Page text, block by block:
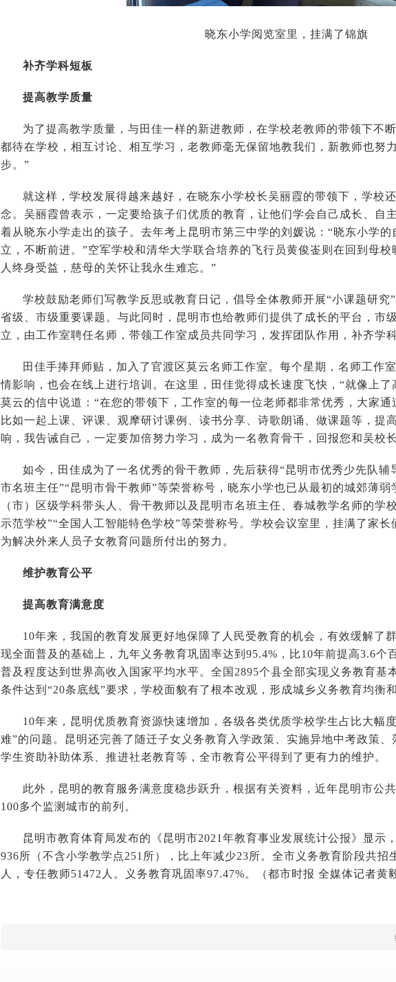
晓东小学阅览室里，挂满了锦旗
补齐学科短板
提高教学质量
为了提高教学质量，与田佳一样的新进教师，在学校老教师的带领下不
都待在学校，相互讨论、相互学习，老教师毫无保留地教我们，新教师也努
步。”
就这样，学校发展得越来越好，在晓东小学校长吴丽霞的带领下，学校
念。吴丽霞曾表示，一定要给孩子们优质的教育，让他们学会自己成长、自
着从晓东小学走出的孩子。去年考上昆明市第三中学的刘媛说：“晓东小学
立，不断前进。”空军学校和清华大学联合培养的飞行员黄俊崟则在回到母
人终身受益，慈母的关怀让我永生难忘。”
学校鼓励老师们写教学反思或教育日记，倡导全体教师开展“小课题研究
省级、市级重要课题。与此同时，昆明市也给教师们提供了成长的平台，市
立，由工作室聘任名师，带领工作室成员共同学习，发挥团队作用，补齐学
田佳手捧拜师贴，加入了官渡区莫云名师工作室。每个星期，名师工作
情影响，也会在线上进行培训。在这里，田佳觉得成长速度飞快，“就像上
莫云的信中说道：“在您的带领下，工作室的每一位老师都非常优秀，大家
比如一起上课、评课、观摩研讨课例、读书分享、诗歌朗诵、做课题等，提
响，我告诫自己，一定要加倍努力学习，成为一名教育骨干，回报您和吴校
如今，田佳成为了一名优秀的骨干教师，先后获得“昆明市优秀少先队辅
市名班主任”“昆明市骨干教师”等荣誉称号，晓东小学也已从最初的城郊薄
（市）区级学科带头人、骨干教师以及昆明市名班主任、春城教学名师的学
示范学校”“全国人工智能特色学校”等荣誉称号。学校会议室里，挂满了家
为解决外来人员子女教育问题所付出的努力。
维护教育公平
提高教育满意度
10年来，我国的教育发展更好地保障了人民受教育的机会，有效缓解了
现全面普及的基础上，九年义务教育巩固率达到95.4%，比10年前提高3.6个
普及程度达到世界高收入国家平均水平。全国2895个县全部实现义务教育基
条件达到“20条底线”要求，学校面貌有了根本改观，形成城乡义务教育均衡
10年来，昆明优质教育资源快速增加，各级各类优质学校学生占比大幅
难”的问题。昆明还完善了随迁子女义务教育入学政策、实施异地中考政策
学生资助补助体系、推进社老教育等，全市教育公平得到了更有力的维护。
此外，昆明的教育服务满意度稳步跃升，根据有关资料，近年昆明市公
100多个监测城市的前列。
昆明市教育体育局发布的《昆明市2021年教育事业发展统计公报》显示
936所（不含小学教学点251所），比上年减少23所。全市义务教育阶段共招
人，专任教师51472人。义务教育巩固率97.47%。（都市时报 全媒体记者黄